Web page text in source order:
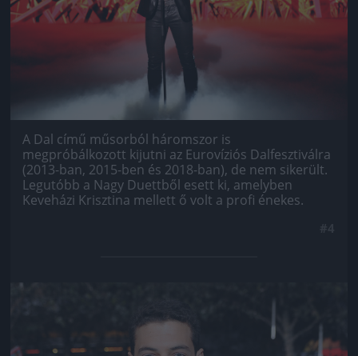
A Dal című műsorból háromszor is
megpróbálkozott kijutni az Eurovíziós Dalfesztiválra
(2013-ban, 2015-ben és 2018-ban), de nem sikerült.
Legutóbb a Nagy Duettből esett ki, amelyben
Keveházi Krisztina mellett ő volt a profi énekes.